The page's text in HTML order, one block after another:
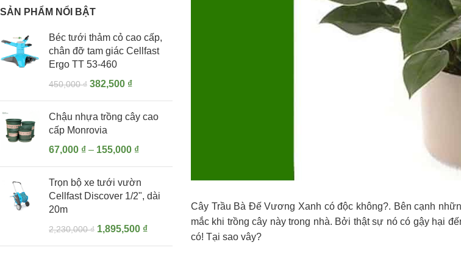
SẢN PHẨM NỔI BẬT
Béc tưới thảm cỏ cao cấp,
chân đỡ tam giác Cellfast
Ergo TT 53-460
450,000₫ 382,500 ₫
Chậu nhựa trồng cây cao
cấp Monrovia
67,000 ₫ – 155,000 ₫
Trọn bộ xe tưới vườn
Cellfast Discover 1/2", dài
20m
2,230,000₫ 1,895,500 ₫
Cây Trầu Bà Đế Vương Xanh có độc không?. Bên cạnh
mắc khi trồng cây này trong nhà. Bởi thật sự nó có gậy hại
có! Tại sao vây?